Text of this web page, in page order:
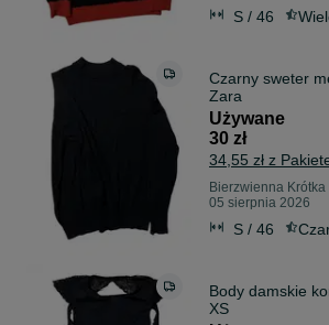
S / 46
Czarny sweter
Zara
Używane
30 zł
34,55 zł z
Bierzwienna Krótka
05 sierpnia 2026
S / 46
Body damskie
XS